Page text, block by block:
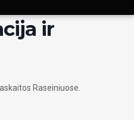
ir
Raseiniuose.